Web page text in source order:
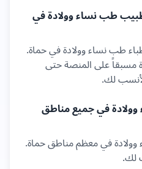
طب نساء وولادةفي
طب نساء وولادةفيحماة.
مسبقاً على المنصة حتى
لك.
في جميع مناطق
في معظم مناطقحماة.
لك.